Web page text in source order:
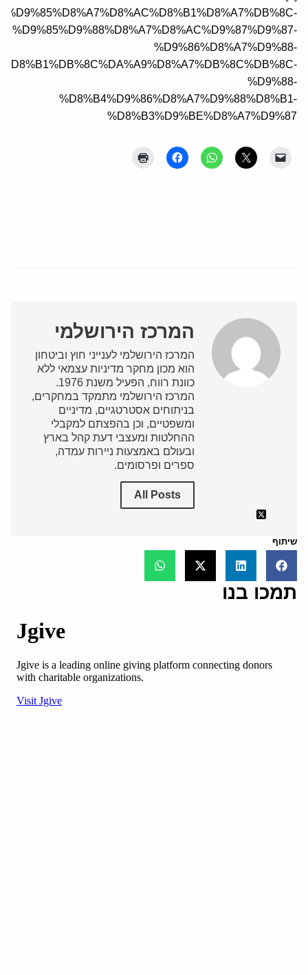
%D9%85%D8%A7%D8%AC%D8%B1%D8%A7%DB%8C-
%D9%85%D9%88%D8%A7%D8%AC%D9%87%D9%87-
%D9%86%D8%A7%D9%88-
%D9%88-
%D8%B4%D9%86%D8%A7%D9%88%D8%B1-
%D8%B3%D9%BE%D8%A7%D9%87
המרכז הירושלמי
המרכז הירושלמי לענייני חוץ וביטחון
הוא מכון מחקר מדיניות עצמאי ללא
כוונת רווח, הפעיל משנת 1976.
המרכז הירושלמי מתמקד במחקרים,
בניתוחים אסטרטגיים, מדיניים
ומשפטיים, וכן בהפצתם למקבלי
ההחלטות ומעצבי דעת קהל בארץ
ובעולם באמצעות ניירות עמדה,
ספרים ופרסומים.
All Posts
שיתוף
תמכו בנו